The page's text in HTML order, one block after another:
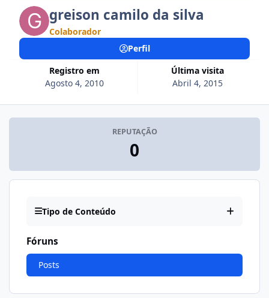
greison camilo da silva
Colaborador
Registro em
Agosto 4, 2010
Última visita
Abril 4, 2015
Perfil
REPUTAÇÃO
0
Tipo de Conteúdo
Fóruns
Posts